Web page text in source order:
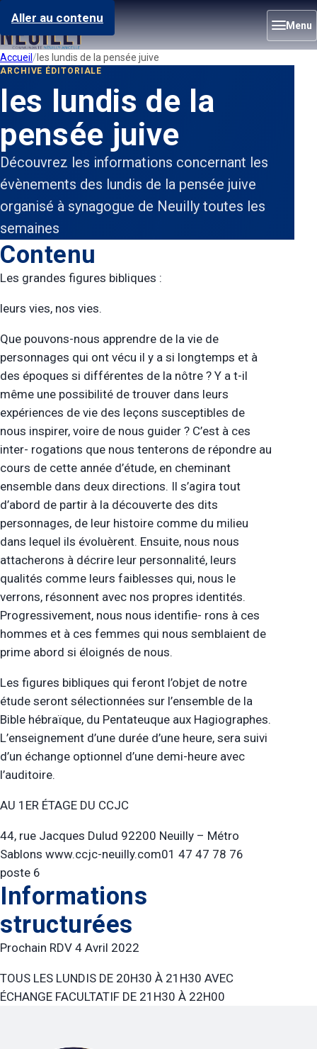
Aller au contenu
Menu
Accueil les lundis de la pensée juive
ARCHIVE ÉDITORIALE
les lundis de la
pensée juive
Découvrez les informations concernant les
évènements des lundis de la pensée juive
organisé à synagogue de Neuilly toutes les
semaines
Contenu
Les grandes figures bibliques :
leurs vies, nos vies.
Que pouvons-nous apprendre de la vie de
personnages qui ont vécu il y a si longtemps et à
des époques si différentes de la nôtre ? Y a t-il
même une possibilité de trouver dans leurs
expériences de vie des leçons susceptibles de
nous inspirer, voire de nous guider ? C’est à ces
inter- rogations que nous tenterons de répondre au
cours de cette année d’étude, en cheminant
ensemble dans deux directions. Il s’agira tout
d’abord de partir à la découverte des dits
personnages, de leur histoire comme du milieu
dans lequel ils évoluèrent. Ensuite, nous nous
attacherons à décrire leur personnalité, leurs
qualités comme leurs faiblesses qui, nous le
verrons, résonnent avec nos propres identités.
Progressivement, nous nous identifie- rons à ces
hommes et à ces femmes qui nous semblaient de
prime abord si éloignés de nous.
Les figures bibliques qui feront l’objet de notre
étude seront sélectionnées sur l’ensemble de la
Bible hébraïque, du Pentateuque aux Hagiographes.
L’enseignement d’une durée d’une heure, sera suivi
d’un échange optionnel d’une demi-heure avec
l’auditoire.
AU 1ER ÉTAGE DU CCJC
44, rue Jacques Dulud 92200 Neuilly – Métro
Sablons www.ccjc-neuilly.com01 47 47 78 76
poste 6
Informations
structurées
Prochain RDV 4 Avril 2022
TOUS LES LUNDIS DE 20H30 À 21H30 AVEC
ÉCHANGE FACULTATIF DE 21H30 À 22H00